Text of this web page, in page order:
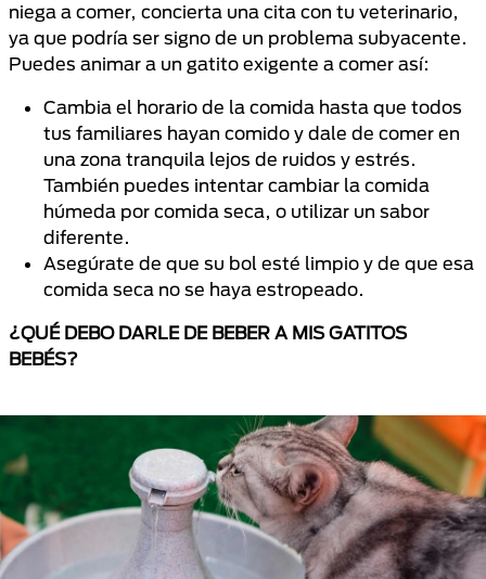
niega a comer, concierta una cita con tu veterinario,
ya que podría ser signo de un problema subyacente.
Puedes animar a un gatito exigente a comer así:
Cambia el horario de la comida hasta que todos
tus familiares hayan comido y dale de comer en
una zona tranquila lejos de ruidos y estrés.
También puedes intentar cambiar la comida
húmeda por comida seca, o utilizar un sabor
diferente.
Asegúrate de que su bol esté limpio y de que esa
comida seca no se haya estropeado.
¿QUÉ DEBO DARLE DE BEBER A MIS GATITOS
BEBÉS?